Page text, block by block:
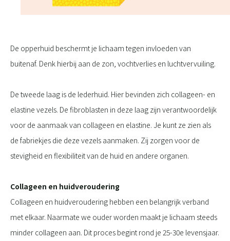
De opperhuid beschermt je lichaam tegen invloeden van
buitenaf. Denk hierbij aan de zon, vochtverlies en luchtvervuiling.
De tweede laag is de lederhuid. Hier bevinden zich collageen- en
elastine vezels. De fibroblasten in deze laag zijn verantwoordelijk
voor de aanmaak van collageen en elastine. Je kunt ze zien als
de fabriekjes die deze vezels aanmaken. Zij zorgen voor de
stevigheid en flexibiliteit van de huid en andere organen.
Collageen en huidveroudering
Collageen en huidveroudering hebben een belangrijk verband
met elkaar. Naarmate we ouder worden maakt je lichaam steeds
minder collageen aan. Dit proces begint rond je 25-30e levensjaar.